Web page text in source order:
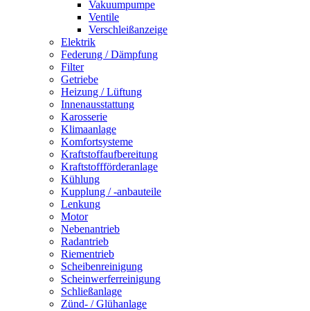
Vakuumpumpe
Ventile
Verschleißanzeige
Elektrik
Federung / Dämpfung
Filter
Getriebe
Heizung / Lüftung
Innenausstattung
Karosserie
Klimaanlage
Komfortsysteme
Kraftstoffaufbereitung
Kraftstoffförderanlage
Kühlung
Kupplung / -anbauteile
Lenkung
Motor
Nebenantrieb
Radantrieb
Riementrieb
Scheibenreinigung
Scheinwerferreinigung
Schließanlage
Zünd- / Glühanlage